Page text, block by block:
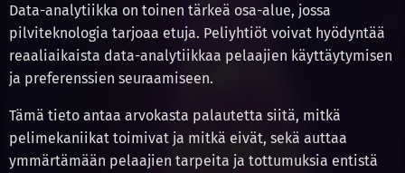
Data-analytiikka on toinen tärkeä osa-alue, jossa
pilviteknologia tarjoaa etuja. Peliyhtiöt voivat hyödyntää
reaaliaikaista data-analytiikkaa pelaajien käyttäytymisen
ja preferenssien seuraamiseen.
Tämä tieto antaa arvokasta palautetta siitä, mitkä
pelimekaniikat toimivat ja mitkä eivät, sekä auttaa
ymmärtämään pelaajien tarpeita ja tottumuksia entistä